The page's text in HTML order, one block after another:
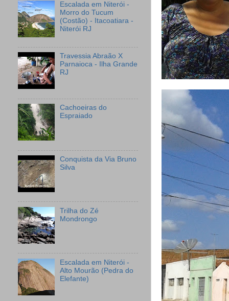
Escalada em Niterói -
Morro do Tucum
(Costão) - Itacoatiara -
Niterói RJ
Travessia Abraão X
Parnaioca - Ilha Grande
RJ
Cachoeiras do
Espraiado
Conquista da Via Bruno
Silva
Trilha do Zé
Mondrongo
Escalada em Niterói -
Alto Mourão (Pedra do
Elefante)